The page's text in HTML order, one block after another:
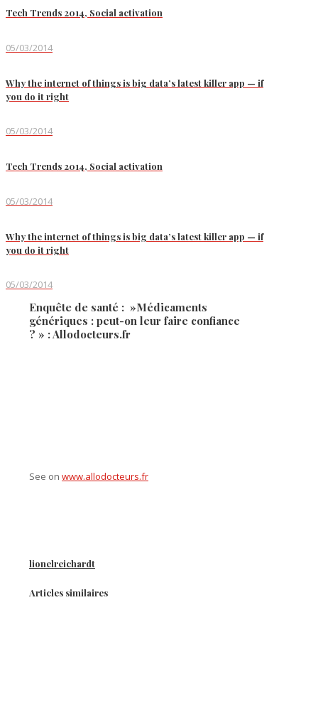
Tech Trends 2014, Social activation
05/03/2014
Why the internet of things is big data’s latest killer app — if
you do it right
05/03/2014
Tech Trends 2014, Social activation
05/03/2014
Why the internet of things is big data’s latest killer app — if
you do it right
05/03/2014
Enquête de santé : »Médicaments
génériques : peut-on leur faire confiance
? » : Allodocteurs.fr
See on www.allodocteurs.fr
lionelreichardt
Articles similaires